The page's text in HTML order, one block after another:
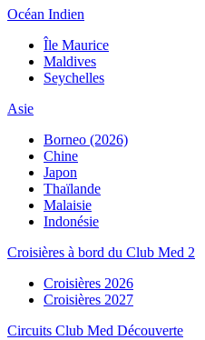
Océan Indien
Île Maurice
Maldives
Seychelles
Asie
Borneo (2026)
Chine
Japon
Thaïlande
Malaisie
Indonésie
Croisières à bord du Club Med 2
Croisières 2026
Croisières 2027
Circuits Club Med Découverte